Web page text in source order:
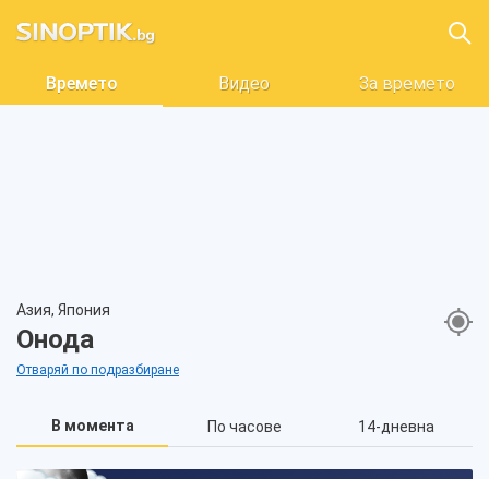
Времето Видео За времето
Азия, Япония
Онода
Отваряй по подразбиране
В момента По часове 14-дневна